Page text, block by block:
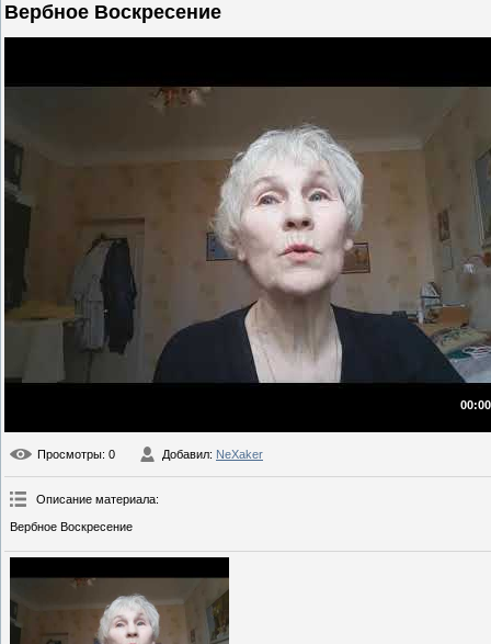
Вербное Воскресение
Просмотры: 0 Добавил: NeXaker
Описание материала:
Вербное Воскресение